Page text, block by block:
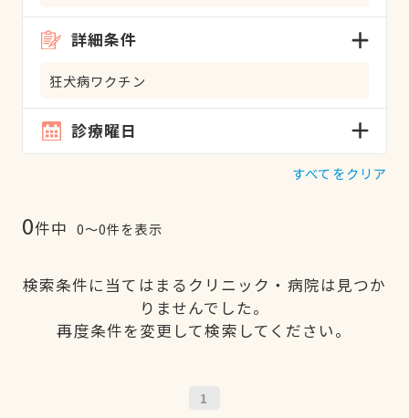
詳細条件
狂犬病ワクチン
診療曜日
すべてをクリア
0件中 0〜0件を表示
検索条件に当てはまるクリニック・病院は見つか
りませんでした。
再度条件を変更して検索してください。
1